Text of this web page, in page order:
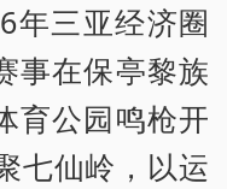
年三亚经济圈
事在保亭黎族
育公园鸣枪开
七仙岭，以运